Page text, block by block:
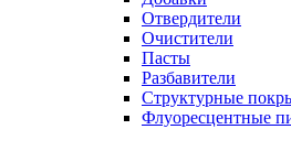
Отвердители
Очистители
Пасты
Разбавители
Структурные
Флуоресцентные